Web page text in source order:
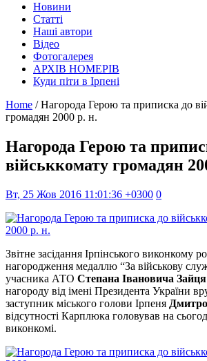
Новини
Статті
Наші автори
Відео
Фотогалерея
АРХІВ НОМЕРІВ
Куди піти в Ірпені
Home / Нагорода Герою та приписка до
громадян 2000 р. н.
Нагорода Герою та
військкомату громадян
Вт, 25 Жов 2016 11:01:36 +0300 0
Звітне засідання Ірпінського виконкому
нагородження медаллю “За військову
учасника АТО Степана Івановича Зайця
нагороду від імені Президента України
заступник міського голови Ірпеня
відсутності Карплюка головував на
виконкомі.